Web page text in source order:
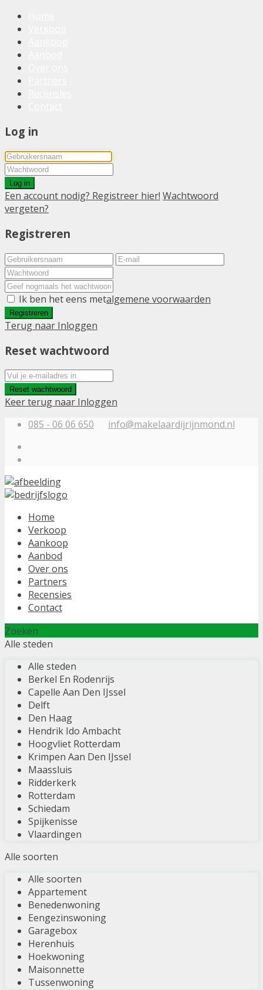
Log in
Log in
Een account nodig? Registreer hier! Wachtwoord
vergeten?
Registreren
Ik ben het eens metalgemene voorwaarden
Registreren
Terug naar Inloggen
Reset wachtwoord
Reset wachtwoord
Keer terug naar Inloggen
085 - 06 06 650
info@makelaardijrijnmond.nl
Home
Verkoop
Aankoop
Aanbod
Over ons
Partners
Recensies
Contact
Zoeken
Alle steden
Alle steden
Berkel En Rodenrijs
Capelle Aan Den IJssel
Delft
Den Haag
Hendrik Ido Ambacht
Hoogvliet Rotterdam
Krimpen Aan Den IJssel
Maassluis
Ridderkerk
Rotterdam
Schiedam
Spijkenisse
Vlaardingen
Alle soorten
Alle soorten
Appartement
Benedenwoning
Eengezinswoning
Garagebox
Herenhuis
Hoekwoning
Maisonnette
Tussenwoning